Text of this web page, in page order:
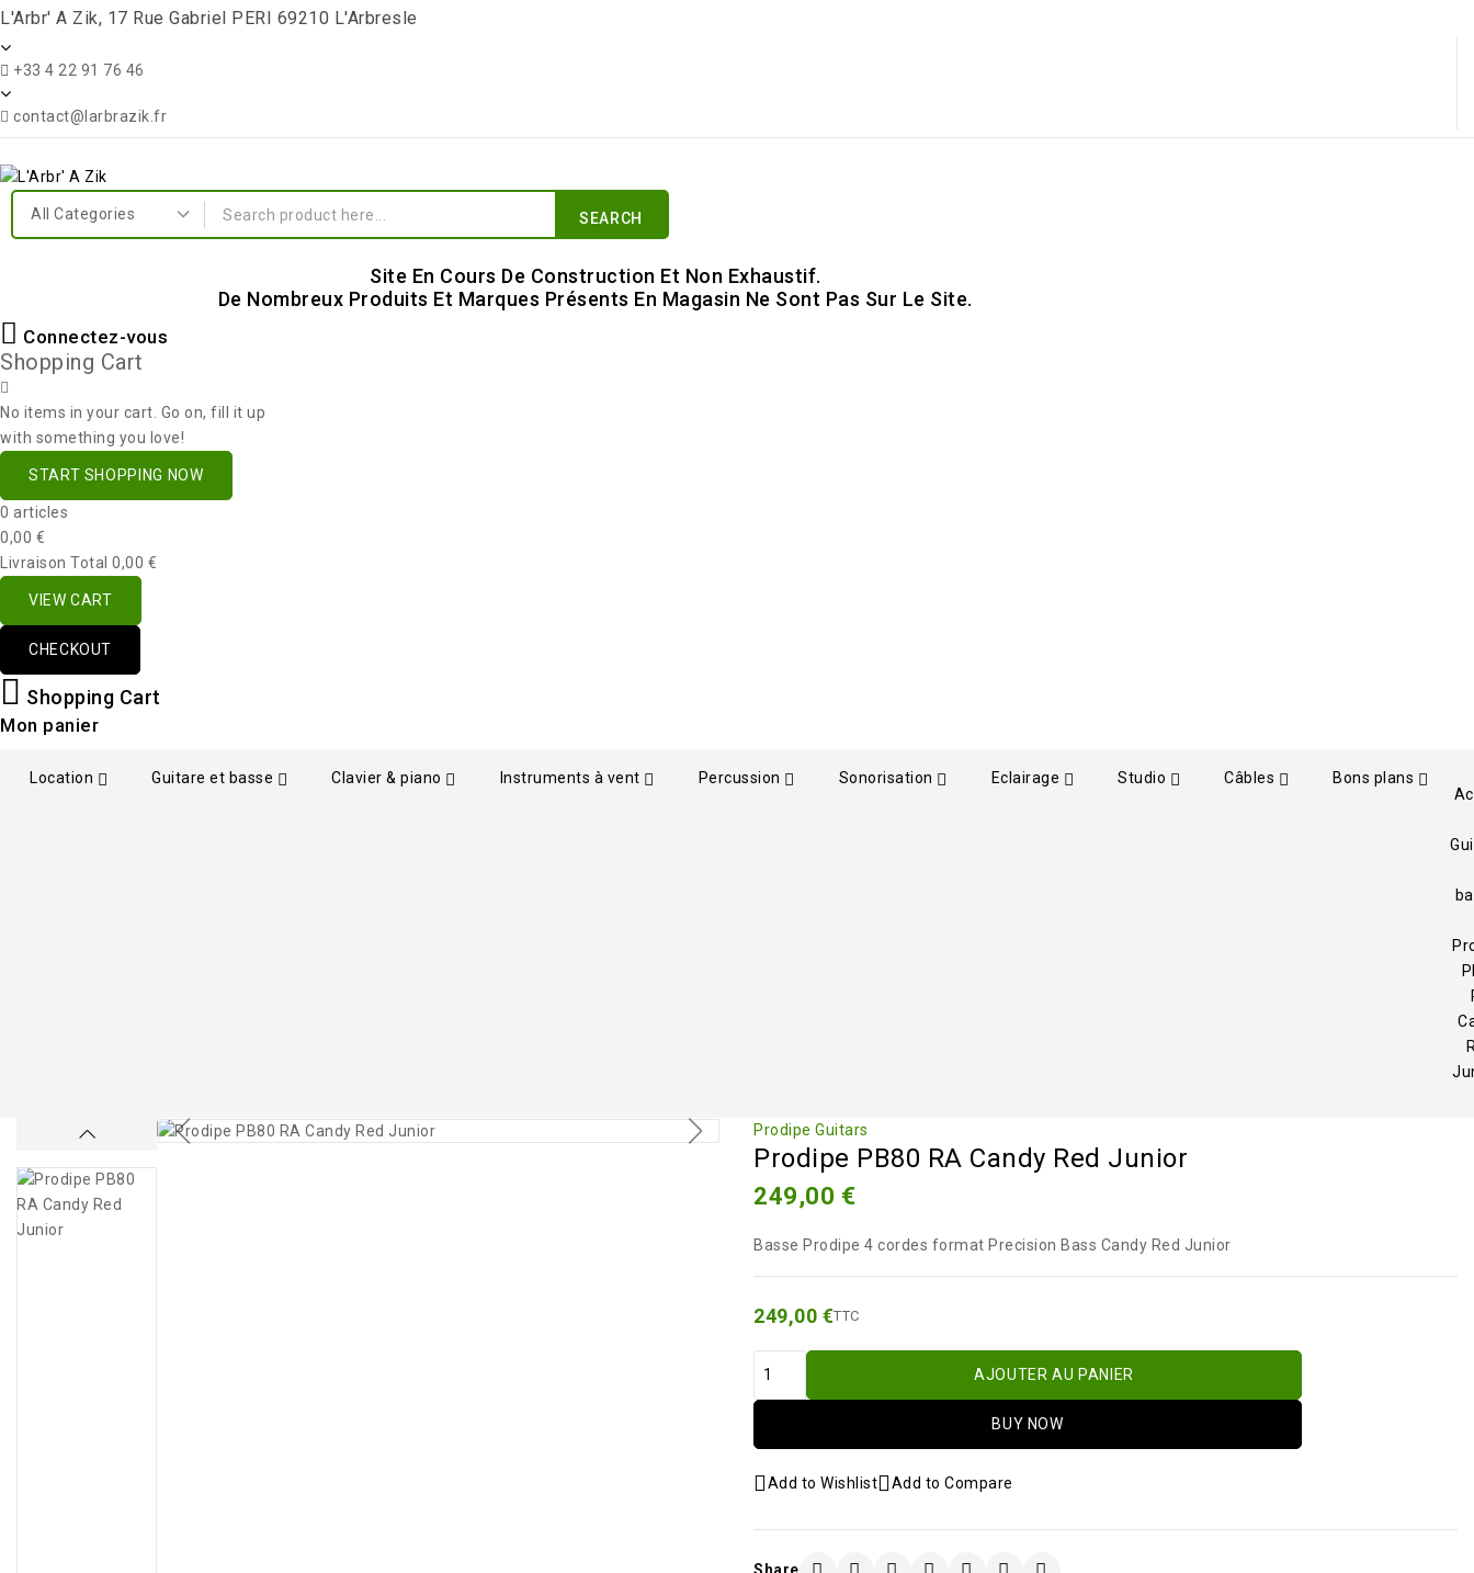
L'Arbr' A Zik, 17 Rue Gabriel PERI 69210 L'Arbresle
+33 4 22 91 76 46
contact@larbrazik.fr
SEARCH
Site En Cours De Construction Et Non Exhaustif.
De Nombreux Produits Et Marques Présents En Magasin Ne Sont Pas Sur Le Site.
Connectez-vous
Shopping Cart
No items in your cart. Go on, fill it up
with something you love!
START SHOPPING NOW
0 articles
0,00 €
Livraison Total 0,00 €
VIEW CART
CHECKOUT
Shopping Cart
Mon panier
Location Guitare et basse Clavier & piano Instruments à vent Percussion Sonorisation Eclairage Studio Câbles
Bons plans
Prodipe Guitars
Prodipe PB80 RA Candy Red Junior
249,00 €
Basse Prodipe 4 cordes format Precision Bass Candy Red Junior
249,00 €TTC
AJOUTER AU PANIER
BUY NOW
Add to Wishlist Add to Compare